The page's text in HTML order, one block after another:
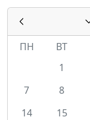
ПН
ВТ
1
7
8
14
15